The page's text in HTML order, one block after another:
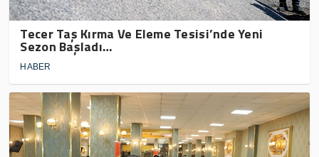
Tecer Taş Kırma Ve Eleme Tesisi’nde Yeni
Sezon Başladı…
HABER